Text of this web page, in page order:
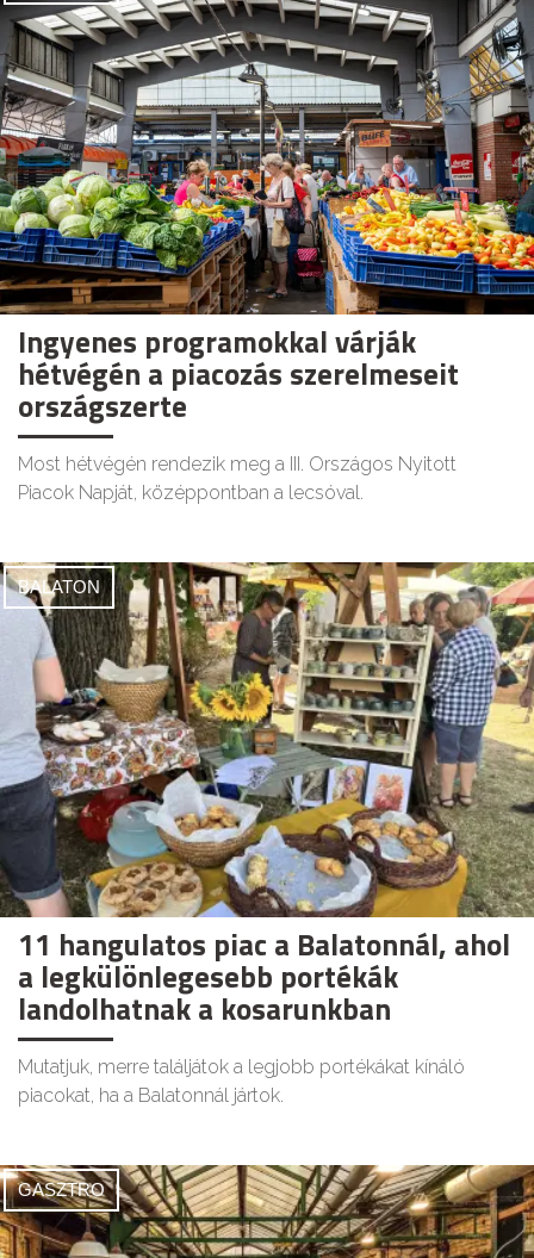
Ingyenes programokkal várják
hétvégén a piacozás szerelmeseit
országszerte
Most hétvégén rendezik meg a III. Országos Nyitott
Piacok Napját, középpontban a lecsóval.
BALATON
11 hangulatos piac a Balatonnál, ahol
a legkülönlegesebb portékák
landolhatnak a kosarunkban
Mutatjuk, merre találjátok a legjobb portékákat kínáló
piacokat, ha a Balatonnál jártok.
GASZTRO